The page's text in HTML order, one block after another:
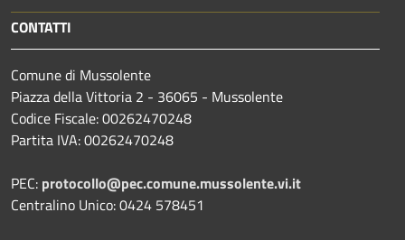
CONTATTI
Comune di Mussolente
Piazza della Vittoria 2 - 36065 - Mussolente
Codice Fiscale: 00262470248
Partita IVA: 00262470248
PEC: protocollo@pec.comune.mussolente.vi.it
Centralino Unico: 0424 578451